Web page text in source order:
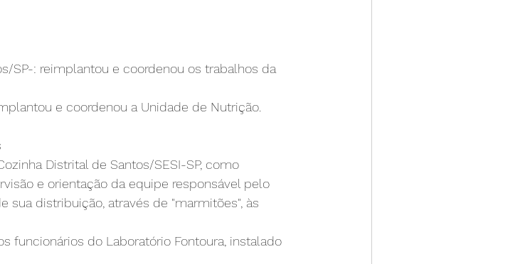
SP-: reimplantou e coordenou os trabalhos da
e coordenou a Unidade de Nutrição.
Distrital de Santos/SESI-SP, como
e orientação da equipe responsável pelo
sua distribuição, através de "marmitões", às
funcionários do Laboratório Fontoura, instalado